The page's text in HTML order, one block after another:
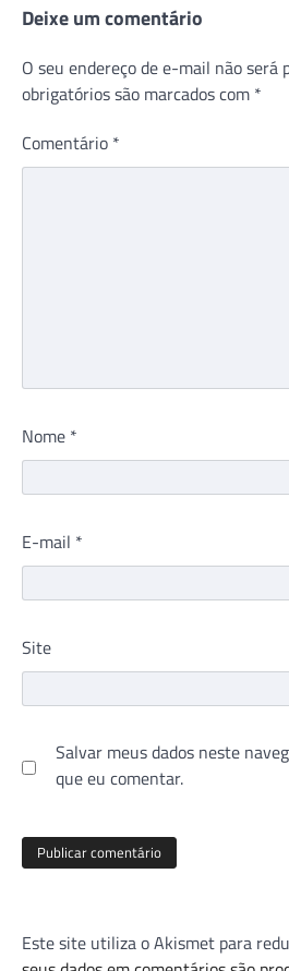
Deixe um comentário
O seu endereço de e-mail não será
obrigatórios são marcados com *
Comentário *
Nome *
E-mail *
Site
Salvar meus dados neste
que eu comentar.
Este site utiliza o Akismet para